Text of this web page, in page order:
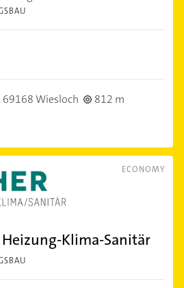
69168 Wiesloch
812 m
ECONOMY
Klima-Sanitär